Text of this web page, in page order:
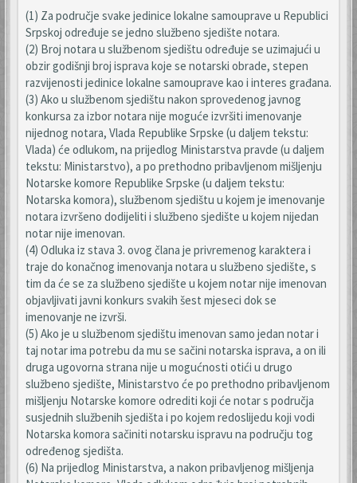
(1) Za područje svake jedinice lokalne samouprave u Republici
Srpskoj određuje se jedno službeno sjedište notara.
(2) Broj notara u službenom sjedištu određuje se uzimajući u
obzir godišnji broj isprava koje se notarski obrade, stepen
razvijenosti jedinice lokalne samouprave kao i interes građana.
(3) Ako u službenom sjedištu nakon sprovedenog javnog
konkursa za izbor notara nije moguće izvršiti imenovanje
nijednog notara, Vlada Republike Srpske (u daljem tekstu:
Vlada) će odlukom, na prijedlog Ministarstva pravde (u daljem
tekstu: Ministarstvo), a po prethodno pribavljenom mišljenju
Notarske komore Republike Srpske (u daljem tekstu:
Notarska komora), službenom sjedištu u kojem je imenovanje
notara izvršeno dodijeliti i službeno sjedište u kojem nijedan
notar nije imenovan.
(4) Odluka iz stava 3. ovog člana je privremenog karaktera i
traje do konačnog imenovanja notara u službeno sjedište, s
tim da će se za službeno sjedište u kojem notar nije imenovan
objavljivati javni konkurs svakih šest mjeseci dok se
imenovanje ne izvrši.
(5) Ako je u službenom sjedištu imenovan samo jedan notar i
taj notar ima potrebu da mu se sačini notarska isprava, a on ili
druga ugovorna strana nije u mogućnosti otići u drugo
službeno sjedište, Ministarstvo će po prethodno pribavljenom
mišljenju Notarske komore odrediti koji će notar s područja
susjednih službenih sjedišta i po kojem redoslijedu koji vodi
Notarska komora sačiniti notarsku ispravu na području tog
određenog sjedišta.
(6) Na prijedlog Ministarstva, a nakon pribavljenog mišljenja